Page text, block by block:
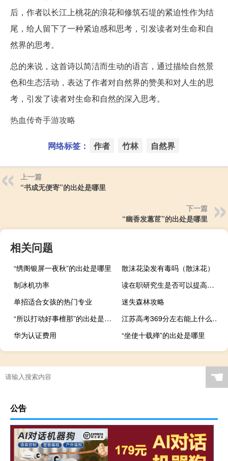
后，作者以长江上桃花的浪花和修筑石堤的紧迫性作为结
尾，给人留下了一种紧迫感和思考，引发读者对生命和自
然界的思考。
总的来说，这首诗以简洁而生动的语言，通过描绘自然景
色和生态活动，表达了作者对自然界的赞美和对人生的思
考，引发了读者对生命和自然的深入思考。
热血传奇手游攻略
网络标签： 作者 竹林 自然界
上一篇
“书成无便寄”的出处是哪里
下一篇
“幽香发蕙茝”的出处是哪里
相关问题
“绣阁银屏一夜秋”的出处是哪里
散沫花染发有毒吗（散沫花）
制冰机功率
读在职研究生是否可以提高职场竞争力
单招适合女孩的热门专业
迷失森林攻略
“所以打动好事檀那”的出处是哪里
江苏高考369分左右能上什么大学
华为认证费用
“坐使十载殚”的出处是哪里
☚
公告